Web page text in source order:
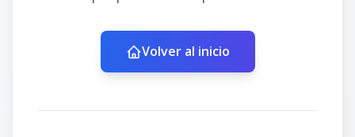
Volver al inicio